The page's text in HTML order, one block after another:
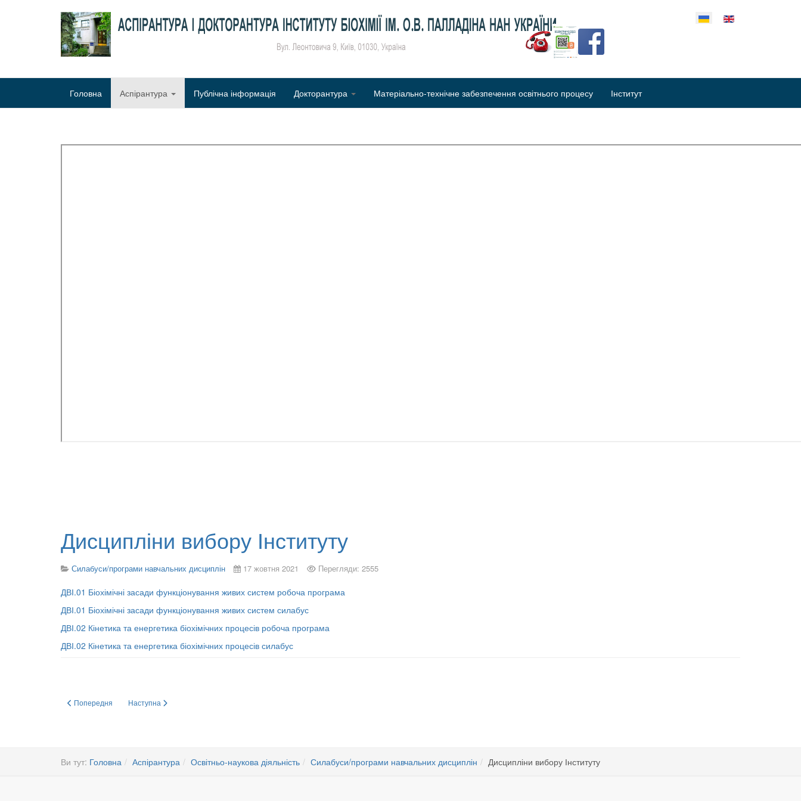
Оберіть свою мову
Головна Аспірантура Публічна інформація Докторантура Матеріально-технічне забезпечення освітнього процесу Інститут
Дисципліни вибору Інституту
Силабуси/програми навчальних дисциплін 17 жовтня 2021 Перегляди: 2555
ДВІ.01 Біохімічні засади функціонування живих систем робоча програма
ДВІ.01 Біохімічні засади функціонування живих систем силабус
ДВІ.02 Кінетика та енергетика біохімічних процесів робоча програма
ДВІ.02 Кінетика та енергетика біохімічних процесів силабус
Попередня стаття: Дисципліни вільного вибору аспіранта
Попередня Наступна стаття: Обов'язкові навчальні дисципліни
Наступна
Ви тут: Головна Аспірантура Освітньо-наукова діяльність Силабуси/програми навчальних дисциплін Дисципліни вибору Інституту